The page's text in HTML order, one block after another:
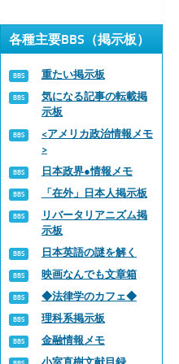
各種主要BBS（掲示板）
重たい掲示板
気になる記事の転載掲
示板
<アメリカ政治情報メモ
>
日本政界●情報メモ
「在外」日本人掲示板
リバータリアニズム掲
示板
日本英語の謎を解く
映画なんでも文章箱
◆法律学のカフェ◆
理科系掲示板
金融情報メモ